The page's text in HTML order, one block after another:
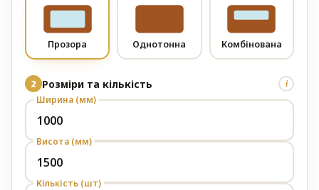
Прозора Однотонна Комбінована
Розміри та кількість i
Ширина (мм)
Висота (мм)
Кількість (шт)